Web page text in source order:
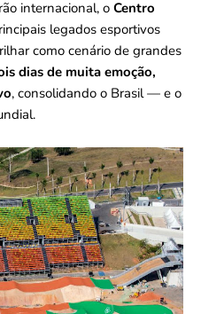
internacional, o Centro
legados esportivos
como cenário de grandes
dias de muita emoção,
, consolidando o Brasil — e o